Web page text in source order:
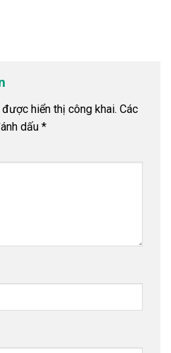
hiển thị công khai. Các
dấu *